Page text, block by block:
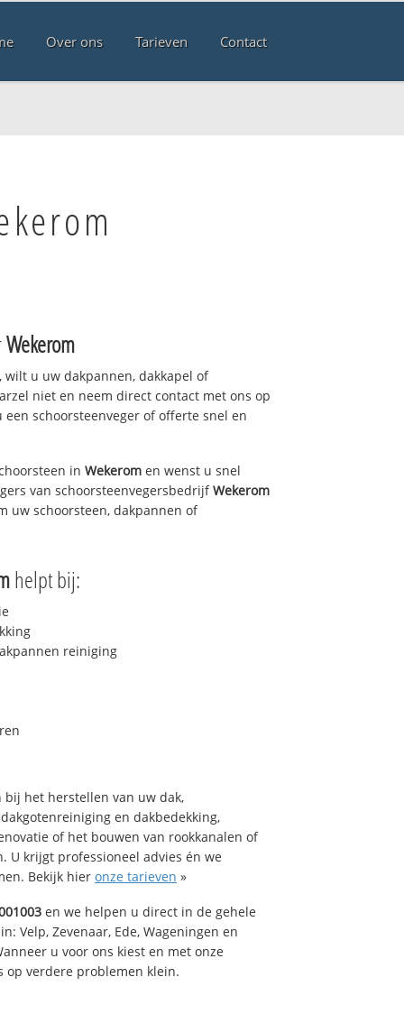
Over ons Tarieven Contact
Wekerom
u uw dakpannen, dakkapel of
niet en neem direct contact met ons op
een schoorsteenveger of offerte snel en
in Wekerom en wenst u snel
van schoorsteenvegersbedrijfWekerom
uw schoorsteen, dakpannen of
helpt bij:
reiniging
bij het herstellen van uw dak,
en dakbedekking,
of het bouwen van rookkanalen of
U krijgt professioneel advies én we
Bekijk hier onze tarieven »
en we helpen u direct in de gehele
Velp, Zevenaar, Ede, Wageningen en
u voor ons kiest en met onze
op verdere problemen klein.